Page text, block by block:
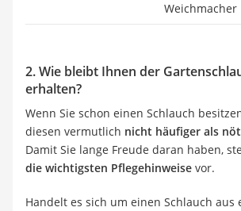
Weichmacher
2. Wie bleibt Ihnen der
erhalten?
Wenn Sie schon einen Schlauch
diesen vermutlich nicht häufiger als
Damit Sie lange Freude daran haben,
die wichtigsten Pflegehinweise vor.
Handelt es sich um einen Schlauch